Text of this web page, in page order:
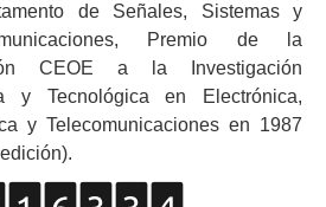
de Señales, Sistemas y
Premio de la
CEOE a la Investigación
y Tecnológica en Electrónica,
y Telecomunicaciones en 1987